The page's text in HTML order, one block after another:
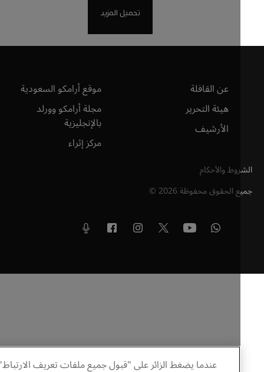
تحميل المزيد
عن القافلة
هيئة التحرير
الأرشيف
موقع أرامكو السعودية
مجلة أرامكو وورلد
بالإنجليزية
مركز إثراء
والأحكام
الحقوق محفوظة2026
©
عندما يضغط الزائر على "قبول جميع ملفات تعريف الارتباط"